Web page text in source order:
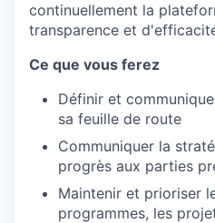
continuellement la
transparence et
Ce que vous ferez
Définir et
sa feuille de route
Communiquer la
progrès aux parties
Maintenir et prioriser
programmes, les